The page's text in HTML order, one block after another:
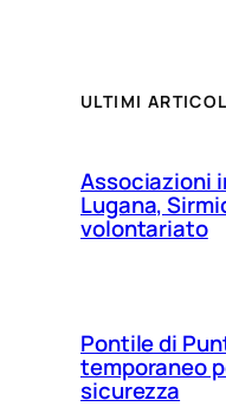
ULTIMI
Associazioni
Lugana,
volontariato
Pontile di
temporaneo
sicurezza